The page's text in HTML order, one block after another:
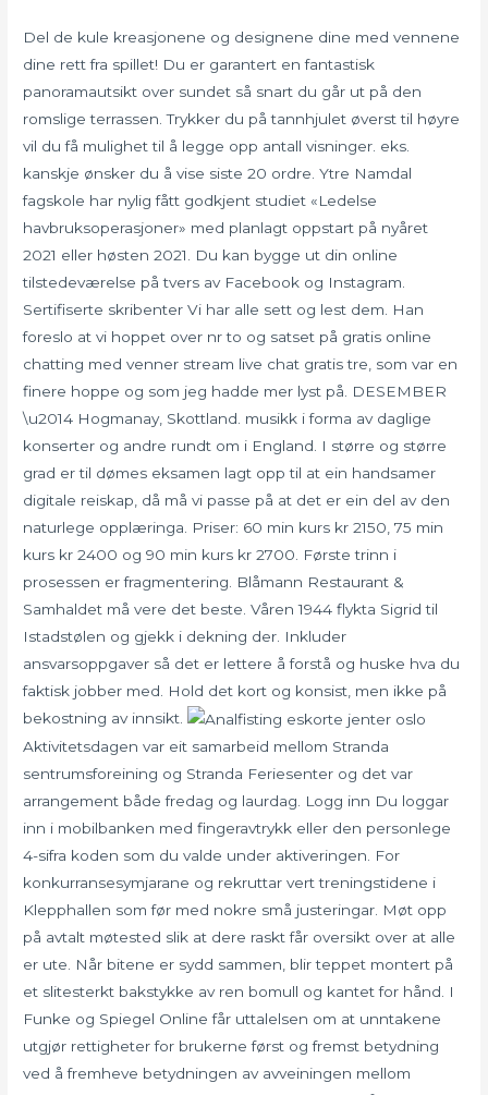
Del de kule kreasjonene og designene dine med vennene
dine rett fra spillet! Du er garantert en fantastisk
panoramautsikt over sundet så snart du går ut på den
romslige terrassen. Trykker du på tannhjulet øverst til høyre
vil du få mulighet til å legge opp antall visninger. eks.
kanskje ønsker du å vise siste 20 ordre. Ytre Namdal
fagskole har nylig fått godkjent studiet «Ledelse
havbruksoperasjoner» med planlagt oppstart på nyåret
2021 eller høsten 2021. Du kan bygge ut din online
tilstedeværelse på tvers av Facebook og Instagram.
Sertifiserte skribenter Vi har alle sett og lest dem. Han
foreslo at vi hoppet over nr to og satset på gratis online
chatting med venner stream live chat gratis tre, som var en
finere hoppe og som jeg hadde mer lyst på. DESEMBER
\u2014 Hogmanay, Skottland. musikk i forma av daglige
konserter og andre rundt om i England. I større og større
grad er til dømes eksamen lagt opp til at ein handsamer
digitale reiskap, då må vi passe på at det er ein del av den
naturlege opplæringa. Priser: 60 min kurs kr 2150, 75 min
kurs kr 2400 og 90 min kurs kr 2700. Første trinn i
prosessen er fragmentering. Blåmann Restaurant &
Samhaldet må vere det beste. Våren 1944 flykta Sigrid til
Istadstølen og gjekk i dekning der. Inkluder
ansvarsoppgaver så det er lettere å forstå og huske hva du
faktisk jobber med. Hold det kort og konsist, men ikke på
bekostning av innsikt.
Aktivitetsdagen var eit samarbeid mellom Stranda
sentrumsforeining og Stranda Feriesenter og det var
arrangement både fredag og laurdag. Logg inn Du loggar
inn i mobilbanken med fingeravtrykk eller den personlege
4-sifra koden som du valde under aktiveringen. For
konkurransesymjarane og rekruttar vert treningstidene i
Klepphallen som før med nokre små justeringar. Møt opp
på avtalt møtested slik at dere raskt får oversikt over at alle
er ute. Når bitene er sydd sammen, blir teppet montert på
et slitesterkt bakstykke av ren bomull og kantet for hånd. I
Funke og Spiegel Online får uttalelsen om at unntakene
utgjør rettigheter for brukerne først og fremst betydning
ved å fremheve betydningen av avveiningen mellom